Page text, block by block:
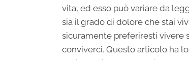
vita, ed esso può variare da
sia il grado di dolore che stai
sicuramente preferiresti vivere
conviverci. Questo articolo ha